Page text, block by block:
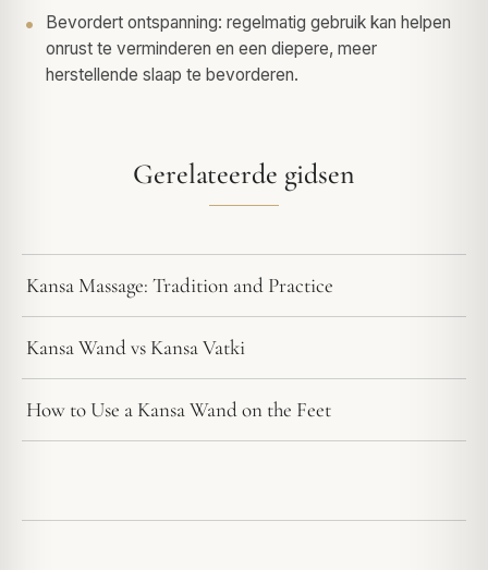
Bevordert ontspanning: regelmatig gebruik kan helpen
onrust te verminderen en een diepere, meer
herstellende slaap te bevorderen.
Gerelateerde gidsen
Kansa Massage: Tradition and Practice
Kansa Wand vs Kansa Vatki
How to Use a Kansa Wand on the Feet